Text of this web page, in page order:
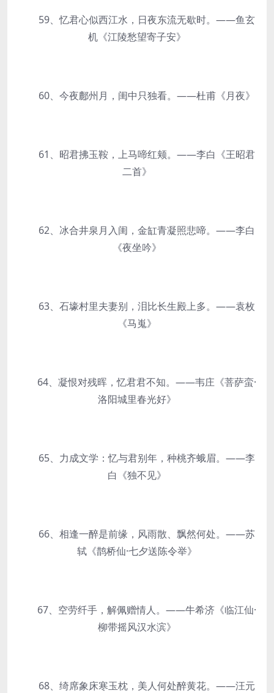
59、忆君心似西江水，日夜东流无歇时。——鱼玄
机《江陵愁望寄子安》
60、今夜鄜州月，闺中只独看。——杜甫《月夜》
61、昭君拂玉鞍，上马啼红颊。——李白《王昭君
二首》
62、冰合井泉月入闺，金缸青凝照悲啼。——李白
《夜坐吟》
63、石壕村里夫妻别，泪比长生殿上多。——袁枚
《马嵬》
64、凝恨对残晖，忆君君不知。——韦庄《菩萨蛮·
洛阳城里春光好》
65、力成文学：忆与君别年，种桃齐蛾眉。——李
白《独不见》
66、相逢一醉是前缘，风雨散、飘然何处。——苏
轼《鹊桥仙·七夕送陈令举》
67、空劳纤手，解佩赠情人。——牛希济《临江仙·
柳带摇风汉水滨》
68、绮席象床寒玉枕，美人何处醉黄花。——汪元